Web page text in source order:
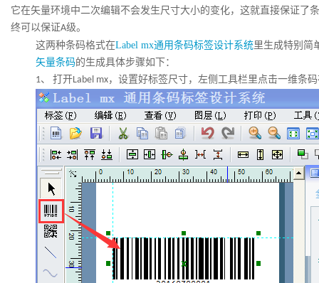
它在矢量环境中二次编辑不会发生尺寸大小的变化，这就直接保证了
终可以保证A级。
这两种条码格式在Label mx通用条码标签设计系统里生成特别简
矢量条码的生成具体步骤如下：
1、
打开Label mx，设置好标签尺寸，左侧工具栏里点击一维条